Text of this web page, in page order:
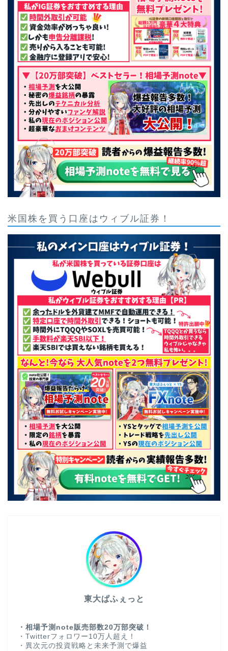
米国株を買う口座はウィブル証券！
東大ぱふぇっと
・相場予測note販売部数20万部突破！
・Twitterフォロワー10万人超え！
・異次元の投資戦略と未来予測で爆益